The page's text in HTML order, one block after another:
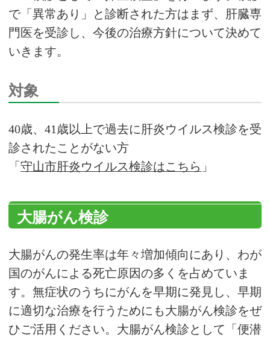
で「異常あり」と診断された方はまず、肝臓専
門医を受診し、今後の治療方針について決めて
いきます。
対象
40歳、41歳以上で過去に肝炎ウイルス検診を受
診されたことがない方
「 守山市肝炎ウイルス検診はこちら 」
大腸がん検診
大腸がんの発生率は年々増加傾向にあり、わが
国のがんによる死亡原因の多くを占めていま
す。無症状のうちにがんを早期に発見し、早期
に適切な治療を行うためにも大腸がん検診をぜ
ひご活用ください。大腸がん検診として「便潜